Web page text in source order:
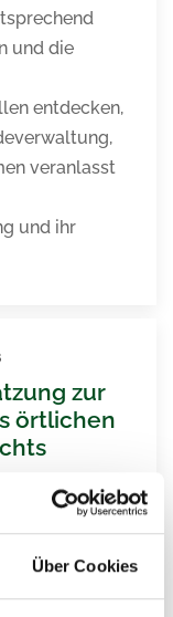
Über Cookies
und die
entdecken,
veranlasst
und ihr
zur
örtlichen
die
des örtlichen